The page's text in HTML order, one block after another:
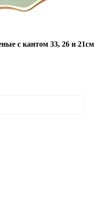
с кантом 33, 26 и 21см